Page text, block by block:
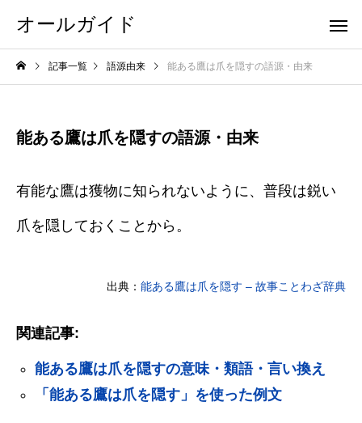
オールガイド
記事一覧 語源由来 能ある鷹は爪を隠すの語源・由来
能ある鷹は爪を隠すの語源・由来
有能な鷹は獲物に知られないように、普段は鋭い
爪を隠しておくことから。
出典： 能ある鷹は爪を隠す – 故事ことわざ辞典
関連記事:
能ある鷹は爪を隠すの意味・類語・言い換え
「能ある鷹は爪を隠す」を使った例文